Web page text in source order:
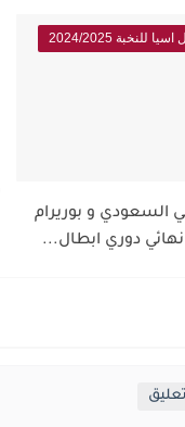
للنخبة 2024/2025
السعودي و بوريرام
نهائي دوري ابطال...